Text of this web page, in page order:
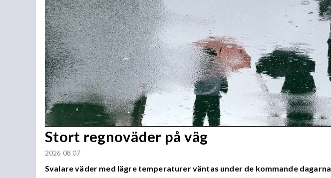
Stort regnoväder på väg
2026 08 07
Svalare väder med lägre temperaturer väntas under de kommande dagarna.